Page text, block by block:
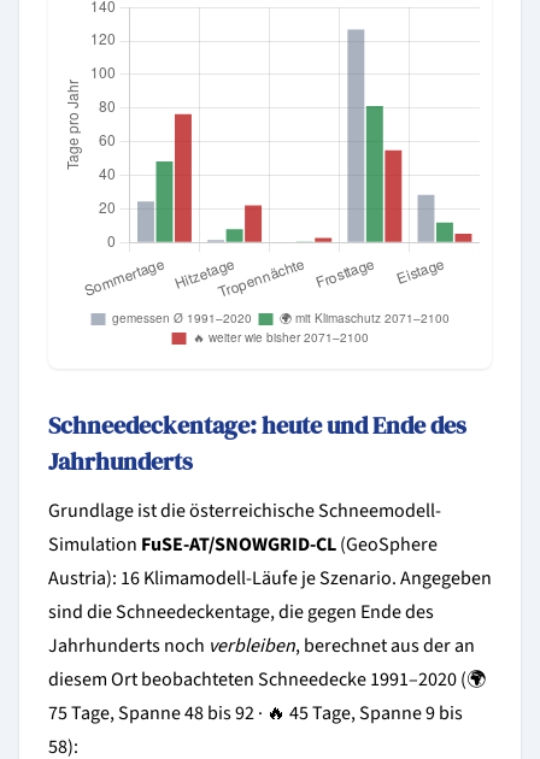
Schneedeckentage: heute und Ende des
Jahrhunderts
Grundlage ist die österreichische Schneemodell-
Simulation FuSE-AT/SNOWGRID-CL(GeoSphere
Austria): 16 Klimamodell-Läufe je Szenario. Angegeben
sind die Schneedeckentage, die gegen Ende des
Jahrhunderts noch verbleiben, berechnet aus der an
diesem Ort beobachteten Schneedecke 1991–2020 (🌍
75 Tage, Spanne 48 bis 92 · 🔥 45 Tage, Spanne 9 bis
58):